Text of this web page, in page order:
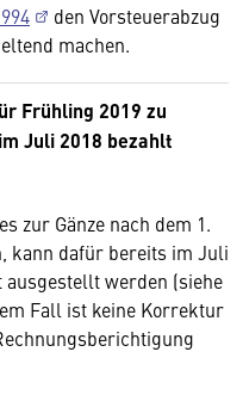
den Vorsteuerabzug
machen.
Frühling 2019 zu
Juli 2018 bezahlt
zur Gänze nach dem 1.
kann dafür bereits im Juli
ausgestellt werden (siehe
Fall ist keine Korrektur